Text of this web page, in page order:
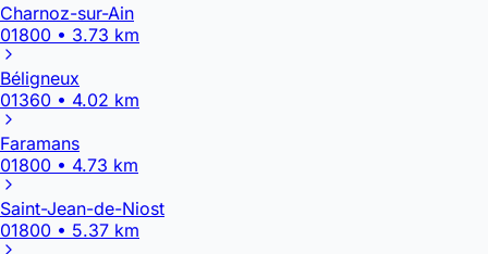
Charnoz-sur-Ain
01800 • 3.73 km
Béligneux
01360 • 4.02 km
Faramans
01800 • 4.73 km
Saint-Jean-de-Niost
01800 • 5.37 km